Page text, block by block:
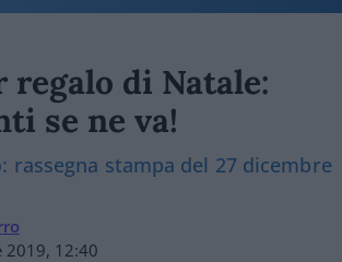
di Natale:
se ne va!
rassegna stampa del 27 dicembre
2019, 12:40